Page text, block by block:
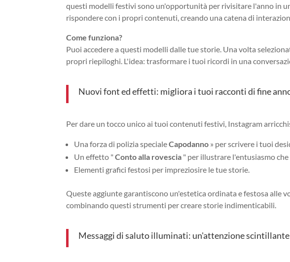
questi modelli festivi sono un'opportunità per rivisitare l'anno in
rispondere con i propri contenuti, creando una catena di
Come funziona?
Puoi accedere a questi modelli dalle tue storie. Una volta
propri riepiloghi. L'idea: trasformare i tuoi ricordi in una
Nuovi font ed effetti: migliora i tuoi racconti di fine
Per dare un tocco unico ai tuoi contenuti festivi, Instagram
Una forza di polizia specialeCapodanno » per scrivere i tuoi
Un effetto "Conto alla rovescia " per illustrare l'entusiasmo che
Elementi grafici festosi per impreziosire le tue storie.
Queste aggiunte garantiscono un'estetica ordinata e festosa alle
combinando questi strumenti per creare storie indimenticabili.
Messaggi di saluto illuminati: un'attenzione scintillante